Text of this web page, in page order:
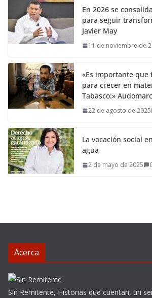
En 2026 se
para seguir
Javier May
11 de noviembre de
«Es importante que
para crecer en
Tabasco:»
22 de agosto de 2025
La vocación social
agua
2 de mayo de 2025
Acerca
Sin Remitente, Historias que cuentan, un